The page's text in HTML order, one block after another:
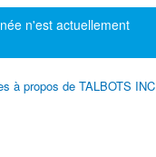
n'est actuellement
à propos de TALBOTS INC